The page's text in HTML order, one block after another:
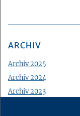
ARCHIV
Archiv 2025
Archiv 2024
Archiv 2023